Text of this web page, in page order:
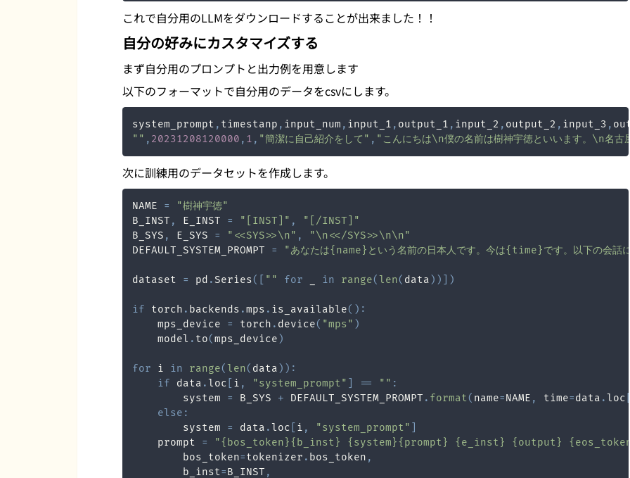
これで自分用のLLMをダウンロードすることが出来ました！！
自分の好みにカスタマイズする
まず自分用のプロンプトと出力例を用意します
以下のフォーマットで自分用のデータをcsvにします。
system_prompt , timestanp , input_num , input_1 , output_1 , input_2 , output_2 , input_3 ,
"" , 20231208120000 , 1 , "簡潔に自己紹介をして" , "こんにちは\n僕の名前は樹神宇徳といいます。\n名古
次に訓練用のデータセットを作成します。
NAME =
"樹神宇徳"
B_INST , E_INST = "[INST]" ,
"[/INST]"
B_SYS , E_SYS = "<<SYS>>\n" ,
"\n<</SYS>>\n\n"
DEFAULT_SYSTEM_PROMPT = "あなたは{name}という名前の日本人です。今は{time}です。以下の会話
dataset = pd .Series( "" for in range( len( data ) ) )
if torch . backends .mps . is_available( ) :
    mps_device
= torch . device( "mps" )
    model
. to(mps_device )
for i in range( len( data ) ) :
if data .loc i , "system_prompt" == "" :
        system
= B_SYS + DEFAULT_SYSTEM_PROMPT . format( name=NAME , time=data .loc
else :
        system
= data .loc i , "system_prompt"
    prompt
= "{bos_token}{b_inst} {system}{prompt} {e_inst} {output}
        bos_token
=tokenizer . bos_token ,
        b_inst
=B_INST ,